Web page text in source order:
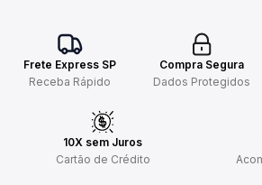
Frete Express SP
Receba Rápido
Compra Segura
Dados Protegidos
10X sem Juros
Cartão de Crédito